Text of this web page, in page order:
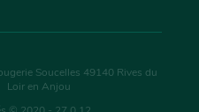
Soucelles 49140 Rives du
Loir en Anjou